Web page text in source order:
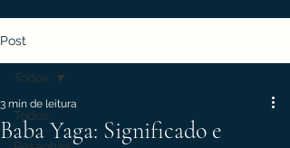
Post
Todos
Todos
Baba Yaga: Significado e
3 min de leitura